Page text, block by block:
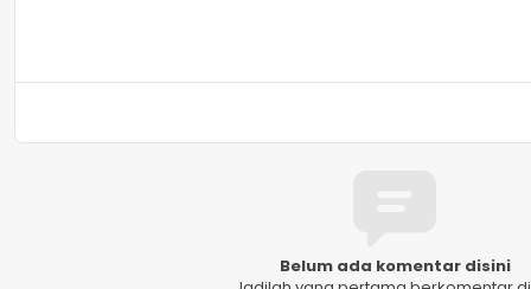
Belum ada komentar disini